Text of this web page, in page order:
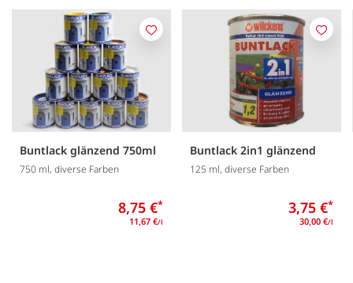
Buntlack glänzend 750ml
750 ml, diverse Farben
8,75 €*
11,67 €/l
Merken
Buntlack 2in1 glänzend
125 ml, diverse Farben
3,75 €*
30,00 €/l